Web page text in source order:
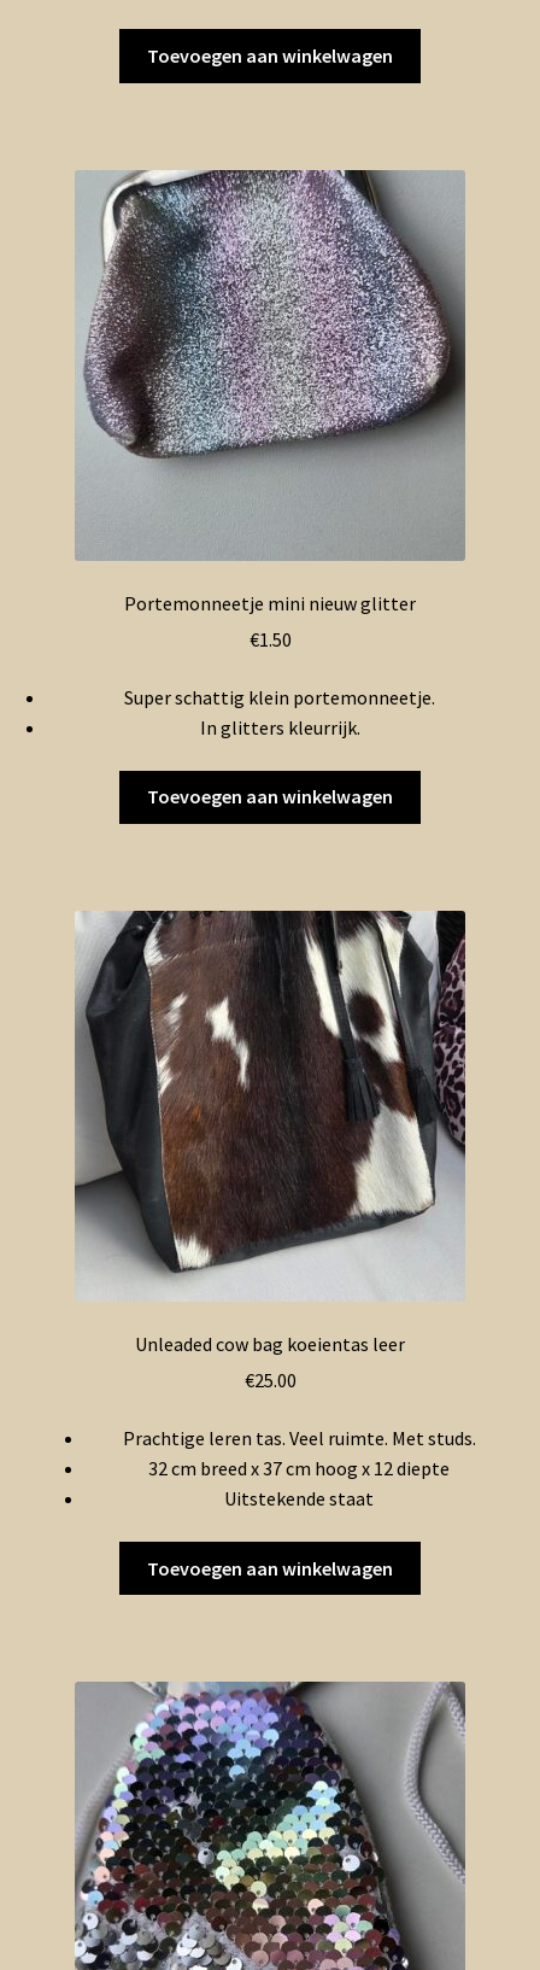
Toevoegen aan winkelwagen
Portemonneetje mini nieuw glitter
€1.50
Super schattig klein portemonneetje.
In glitters kleurrijk.
Toevoegen aan winkelwagen
Unleaded cow bag koeientas leer
€25.00
Prachtige leren tas. Veel ruimte. Met studs.
32 cm breed x 37 cm hoog x 12 diepte
Uitstekende staat
Toevoegen aan winkelwagen